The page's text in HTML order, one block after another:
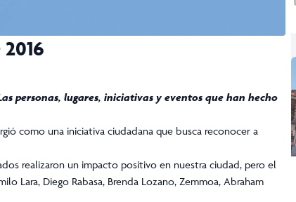
personas, lugares, iniciativas y eventos que han hecho
como una iniciativa ciudadana que busca reconocer a
realizaron un impacto positivo en nuestra ciudad, pero el
Lara, Diego Rabasa, Brenda Lozano, Zemmoa, Abraham